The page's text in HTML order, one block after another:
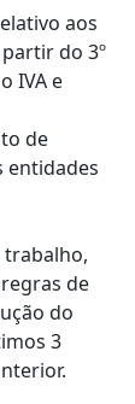
aos
do 3º
IVA e
de
entidades
trabalho,
de
do
3